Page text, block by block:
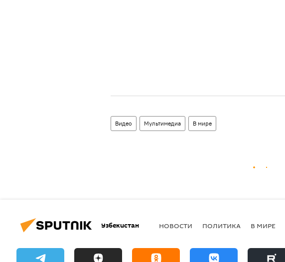
Видео Мультимедиа В мире
Узбекистан НОВОСТИ ПОЛИТИКА В МИРЕ